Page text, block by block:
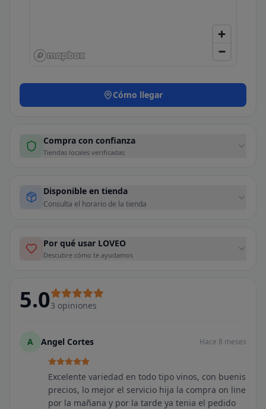
Cómo llegar
Compra con confianza
Tiendas locales verificadas
Disponible en tienda
Consulta el horario de la tienda
Por qué usar LOVEO
Descubre cómo te ayudamos
5.03 opiniones
A Angel Cortes Hace 8 meses
Excelente variedad en todo tipo vinos, con buenis
precios, lo mejor el servicio hija la compra on line
por la mañana y por la tarde ya tenia el pedido